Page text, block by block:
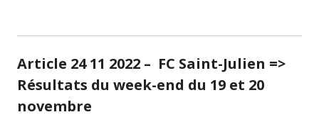
Article 24 11 2022 – FC Saint-Julien =>
Résultats du week-end du 19 et 20
novembre